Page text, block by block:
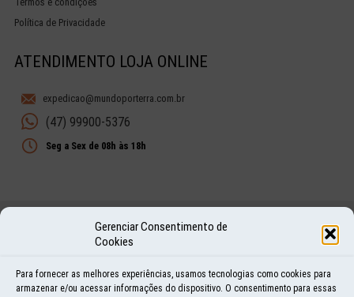
Gerenciar Consentimento de
Cookies
Para fornecer as melhores experiências, usamos tecnologias como cookies para
armazenar e/ou acessar informações do dispositivo. O consentimento para essas
Política de Privacidade
ATENDIMENTO LOJA ONLINE
expedicao@mundoporterra.com.br
(47) 99900-5376
Seg a Sex de 08h às 18h
Compra Segura
SITE PROTEGIDO